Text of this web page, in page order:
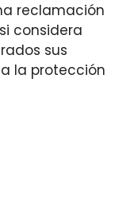
reclamación
considera
sus
la protección